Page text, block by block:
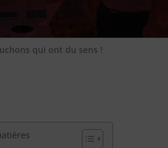
qui ont du sens !